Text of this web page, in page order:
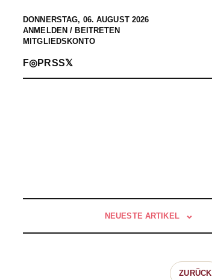
DONNERSTAG, 06. AUGUST 2026
ANMELDEN / BEITRETEN
MITGLIEDSKONTO
F◎PRSS𝕏
NEUESTE ARTIKEL
ZURÜCK